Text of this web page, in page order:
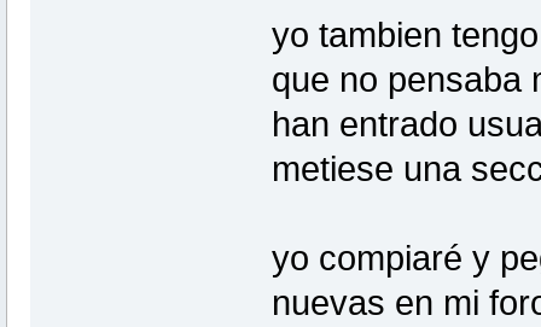
yo tambien
que no pensaba
han entrado
metiese una
yo compiaré y
nuevas en mi